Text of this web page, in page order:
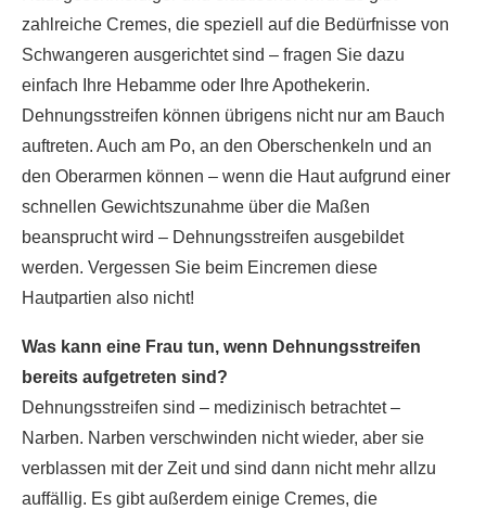
zahlreiche Cremes, die speziell auf die Bedürfnisse von
Schwangeren ausgerichtet sind – fragen Sie dazu
einfach Ihre Hebamme oder Ihre Apothekerin.
Dehnungsstreifen können übrigens nicht nur am Bauch
auftreten. Auch am Po, an den Oberschenkeln und an
den Oberarmen können – wenn die Haut aufgrund einer
schnellen Gewichtszunahme über die Maßen
beansprucht wird – Dehnungsstreifen ausgebildet
werden. Vergessen Sie beim Eincremen diese
Hautpartien also nicht!
Was kann eine Frau tun, wenn Dehnungsstreifen
bereits aufgetreten sind?
Dehnungsstreifen sind – medizinisch betrachtet –
Narben. Narben verschwinden nicht wieder, aber sie
verblassen mit der Zeit und sind dann nicht mehr allzu
auffällig. Es gibt außerdem einige Cremes, die